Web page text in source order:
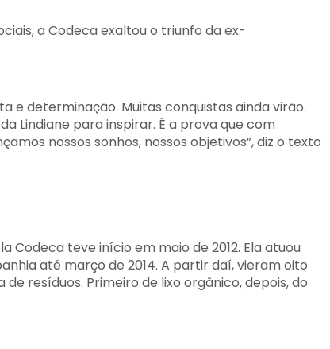
a Codeca exaltou o triunfo da ex-
e determinação. Muitas conquistas ainda virão.
Lindiane para inspirar. É a prova que com
nossos sonhos, nossos objetivos”, diz o texto
Codeca teve início em maio de 2012. Ela atuou
até março de 2014. A partir daí, vieram oito
resíduos. Primeiro de lixo orgânico, depois, do